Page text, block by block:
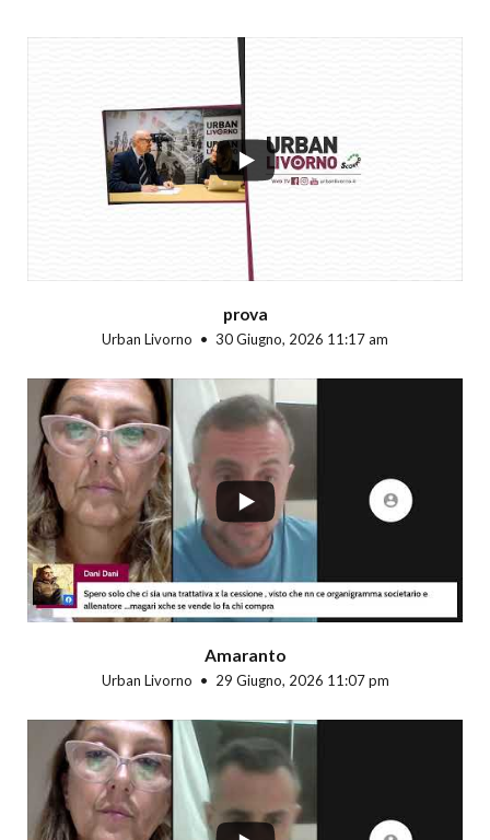
prova
Urban Livorno 30 Giugno, 2026 11:17 am
Amaranto
Urban Livorno 29 Giugno, 2026 11:07 pm